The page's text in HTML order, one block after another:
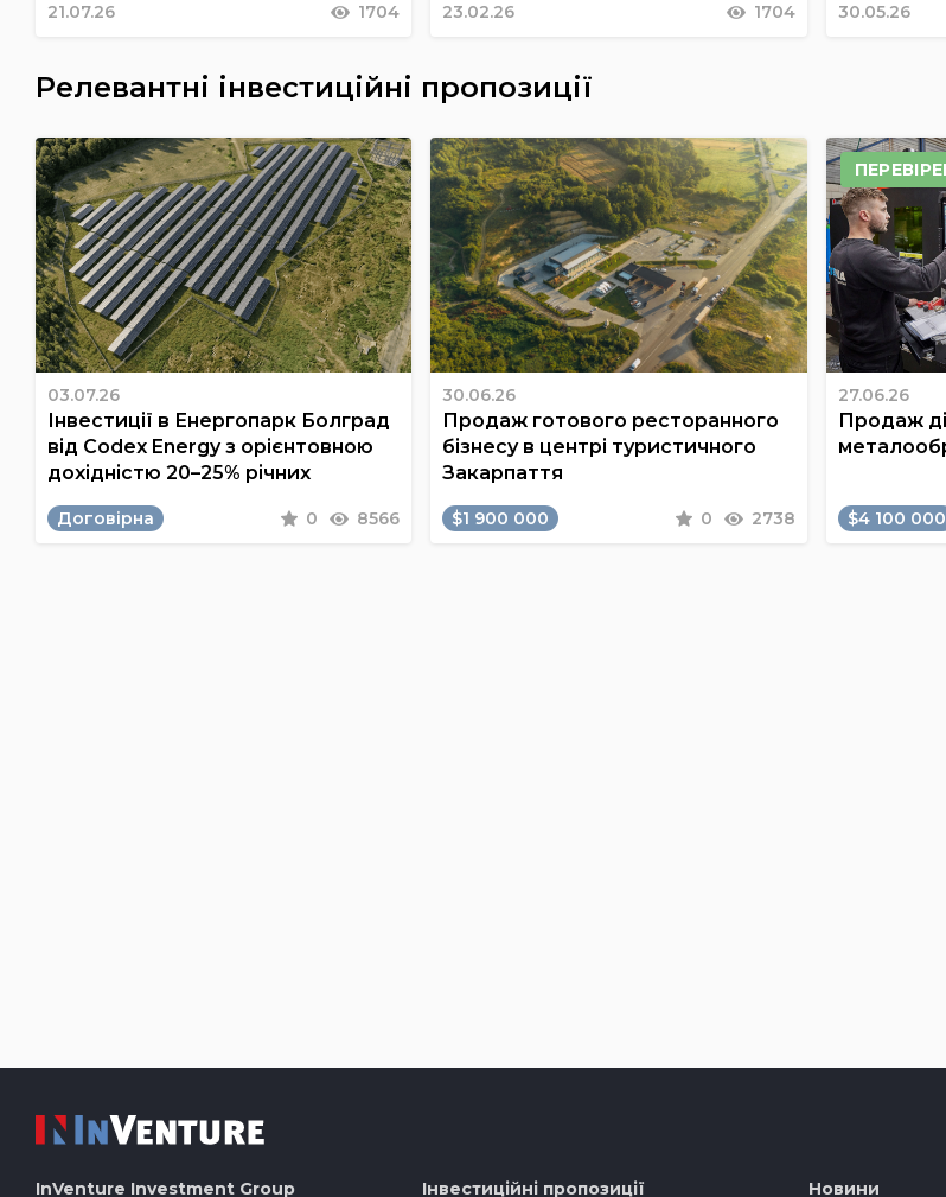
21.07.26 1704 23.02.26 1704 30.05.26
Релевантні інвестиційні пропозиції
03.07.26
Інвестиції в Енергопарк Болград
від Codex Energy з орієнтовною
дохідністю 20–25% річних
Договірна 0 8566
30.06.26
Продаж готового ресторанного
бізнесу в центрі туристичного
Закарпаття
$1 900 000 0 2738
27.06.26
Продаж
$4 100 000
InVenture Investment Group Інвестиційні пропозиції Новини